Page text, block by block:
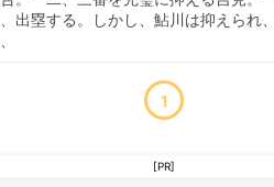
出塁する。しかし、鮎川は抑えられ
1
[PR]